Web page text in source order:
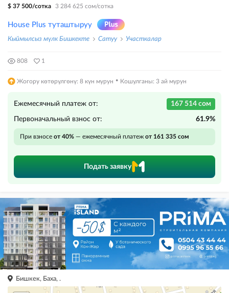
$ 37 500/сотка 3 284 625 сом/сотка
House Plus туташтыруу
Кыймылсыз мүлк Бишкекте Сатуу Участкалар
808 1
Жогору көтөрүлгөнү: 8 күн мурун · Кошулганы: 3 ай мурун
Ежемесячный платеж от: 167 514 сом
Первоначальный взнос от: 61.9%
При взносе от 40% — ежемесячный платеж от 161 335 сом
Подать заявку
Бишкек, Баха, .